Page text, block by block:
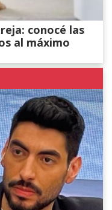
conocé las
al máximo